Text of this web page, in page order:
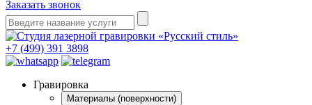
Заказать звонок
+7 (499) 391 3898
Гравировка
Материалы (поверхности)